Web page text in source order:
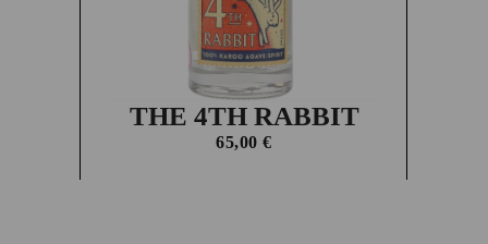
THE 4TH RABBIT
65,00€